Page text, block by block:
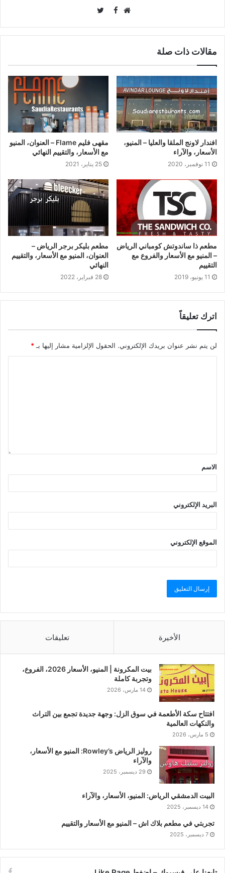
Facebook
مقالات ذات صلة
افندار لاونج الملقا والعليا – المنيو،
الأسعار، والآراء
11 نوفمبر، 2020
مقهى فليم Flame – العنوان، المنيو
مع الأسعار، والتقييم النهائي
25 يناير، 2021
مطعم ذا ساندوتش كومباني الرياض
– المنيو مع الأسعار والفروع مع
التقييم
11 يونيو، 2019
مطعم بليكر برجر الرياض –
العنوان، المنيو مع الأسعار، والتقييم
النهائي
28 فبراير، 2022
اترك تعليقاً
لن يتم نشر عنوان بريدك الإلكتروني. الحقول الإلزامية مشار إليها بـ *
الاسم
البريد الإلكتروني
الموقع الإلكتروني
الأخيرة تعليقات
بيت المكرونة | المنيو، الأسعار 2026، الفروع،
وتجربة كاملة
14 مارس، 2026
افتتاح سكة الأطعمة في سوق الزل: وجهة جديدة تجمع بين التراث
والنكهات العالمية
5 مارس، 2026
روليز الرياض Rowley’s: المنيو مع الأسعار،
والآراء
29 ديسمبر، 2025
البيت الدمشقي الرياض: المنيو، الأسعار، والآراء
14 ديسمبر، 2025
تجربتي في مطعم بلاك اش – المنيو مع الأسعار والتقييم
7 ديسمبر، 2025